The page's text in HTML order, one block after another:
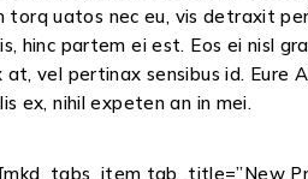
torq uatos nec eu, vis detraxit
hinc partem ei est. Eos ei nisl
vel pertinax sensibus id. Eure
ex, nihil expeten an in mei.
tab_title=”New